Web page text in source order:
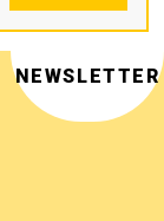
NEWSLETTER